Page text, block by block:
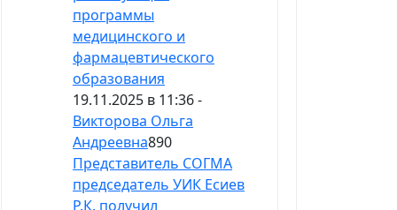
программы
медицинского и
фармацевтического
образования
19.11.2025 в 11:36 -
Викторова Ольга
Андреевна890
Представитель СОГМА
председатель УИК Есиев
Р.К. получил